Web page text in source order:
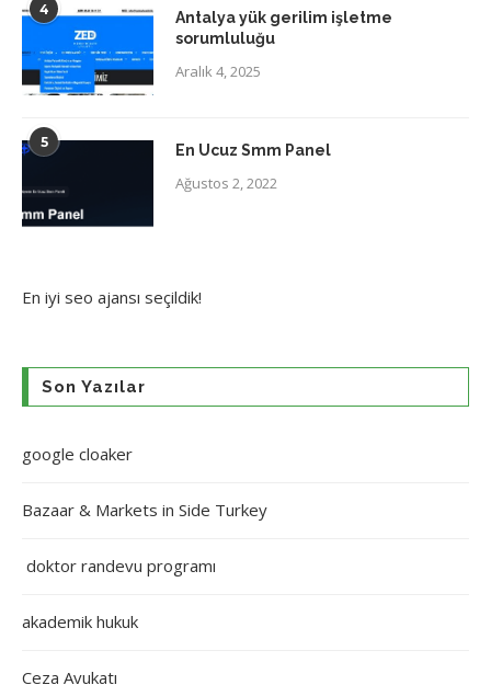
4
Antalya yük gerilim işletme
sorumluluğu
Aralık 4, 2025
5 En Ucuz Smm Panel
Ağustos 2, 2022
En iyi seo ajansı seçildik!
Son Yazılar
google cloaker
Bazaar & Markets in Side Turkey
doktor randevu programı
akademik hukuk
Ceza Avukatı